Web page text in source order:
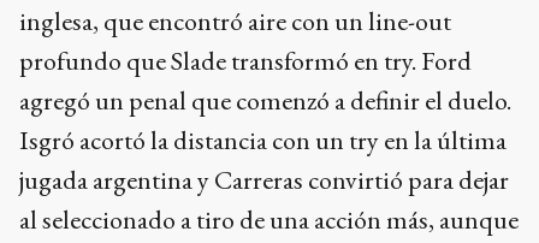
inglesa, que encontró aire con un line-out
profundo que Slade transformó en try. Ford
agregó un penal que comenzó a definir el duelo.
Isgró acortó la distancia con un try en la última
jugada argentina y Carreras convirtió para dejar
al seleccionado a tiro de una acción más, aunque